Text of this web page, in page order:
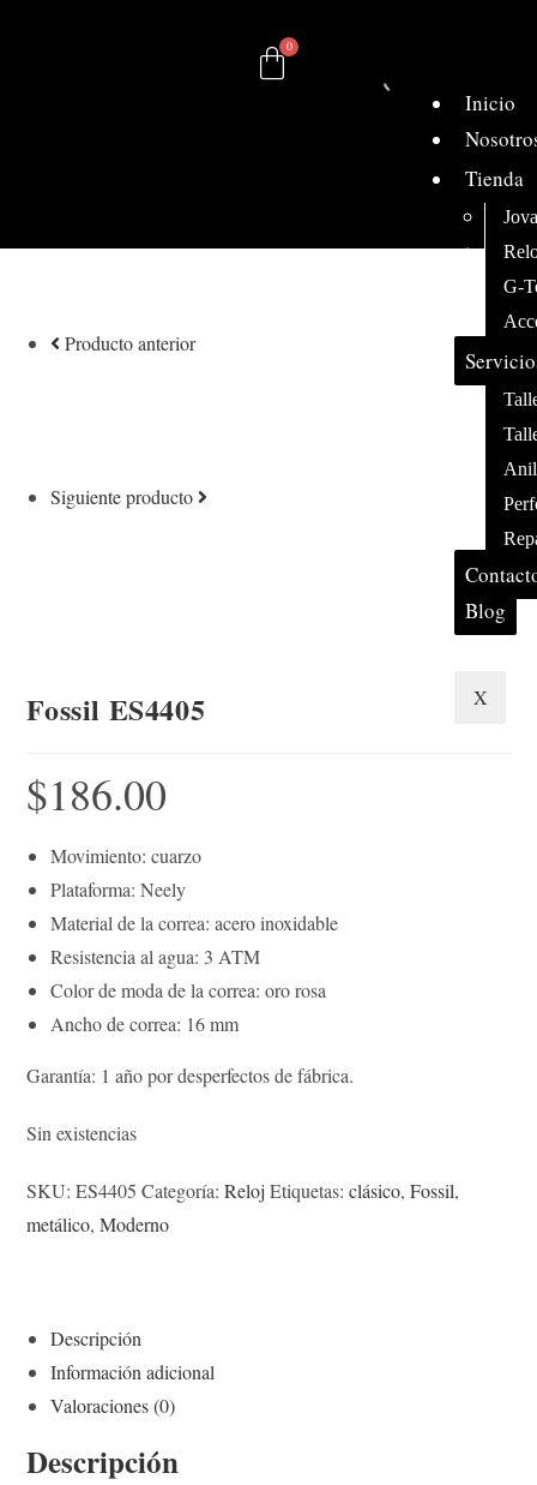
Inicio
Tienda
G-
Blog
X
Producto anterior
Siguiente producto
Fossil ES4405
$186.00
Movimiento: cuarzo
Plataforma: Neely
Material de la correa: acero inoxidable
Resistencia al agua: 3 ATM
Color de moda de la correa: oro rosa
Ancho de correa: 16 mm
Garantía: 1 año por desperfectos de fábrica.
Sin existencias
SKU:ES4405 Categoría:Reloj Etiquetas:clásico,Fossil,
metálico,Moderno
Descripción
Información adicional
Valoraciones (0)
Descripción